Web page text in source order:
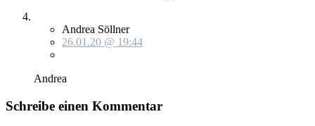
Andrea Söllner
26.01.20 @ 19:44
An­drea
Schreibe einen Kommentar